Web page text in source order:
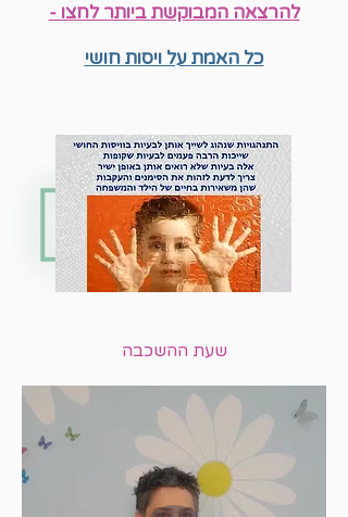
להרצאה המבוקשת ביותר לחצו -
כל האמת על ויסות חושי
שעת ההשכבה